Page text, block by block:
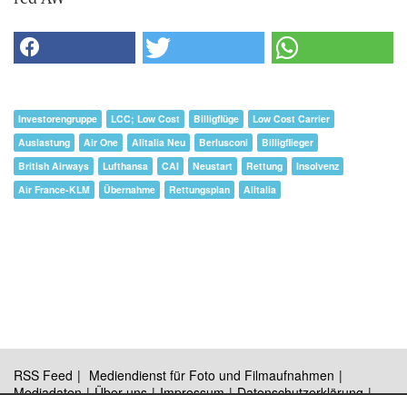
Investorengruppe LCC; Low Cost Billigflüge
Low Cost Carrier
Auslastung
Air One Alitalia Neu Berlusconi
Billigflieger
British Airways
Lufthansa CAI Neustart Rettung
Insolvenz
Air France-KLM
Übernahme Rettungsplan Alitalia
RSS Feed
Mediendienst für Foto und Filmaufnahmen